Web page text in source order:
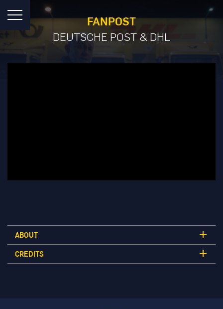
FANPOST
DEUTSCHE POST & DHL
ABOUT
CREDITS